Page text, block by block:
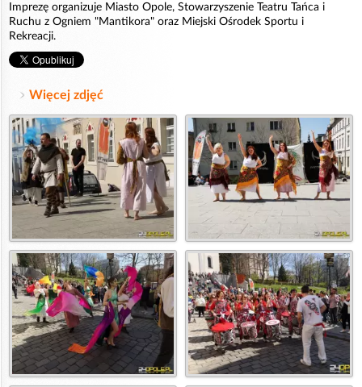
Imprezę organizuje Miasto Opole, Stowarzyszenie Teatru Tańca i
Ruchu z Ogniem "Mantikora" oraz Miejski Ośrodek Sportu i
Rekreacji.
Więcej zdjęć